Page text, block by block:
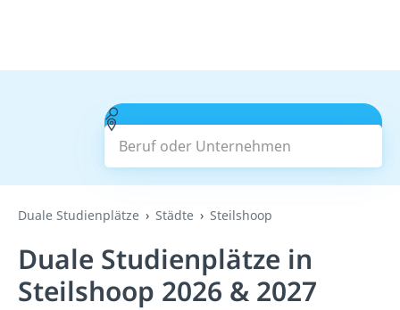
Beruf oder Unternehmen
Suchen
Duale Studienplätze Städte Steilshoop
Duale Studienplätze in
Steilshoop 2026 & 2027